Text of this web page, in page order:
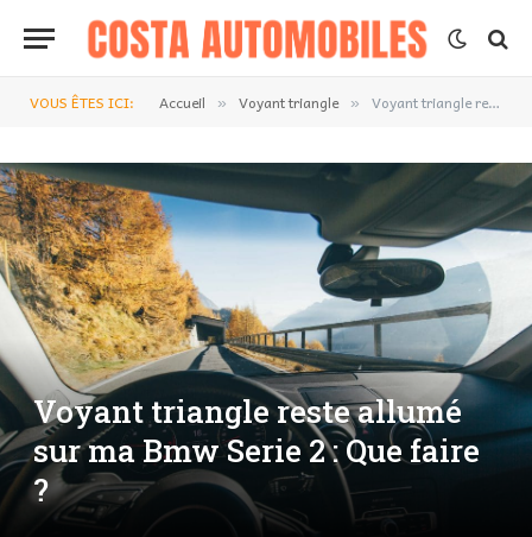
VOUS ÊTES ICI: Accueil » Voyant triangle » Voyant triangle reste allumé sur ma Bmw Serie 2 : Que faire ?
Voyant triangle reste allumé
sur ma Bmw Serie 2 : Que faire
?